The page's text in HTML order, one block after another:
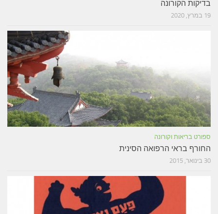
בדיקות הקורונה
19 במרץ, 2020
ספורט בריאות וקורונה
החורף בראי הרפואה הסינית
30 בינואר, 2015